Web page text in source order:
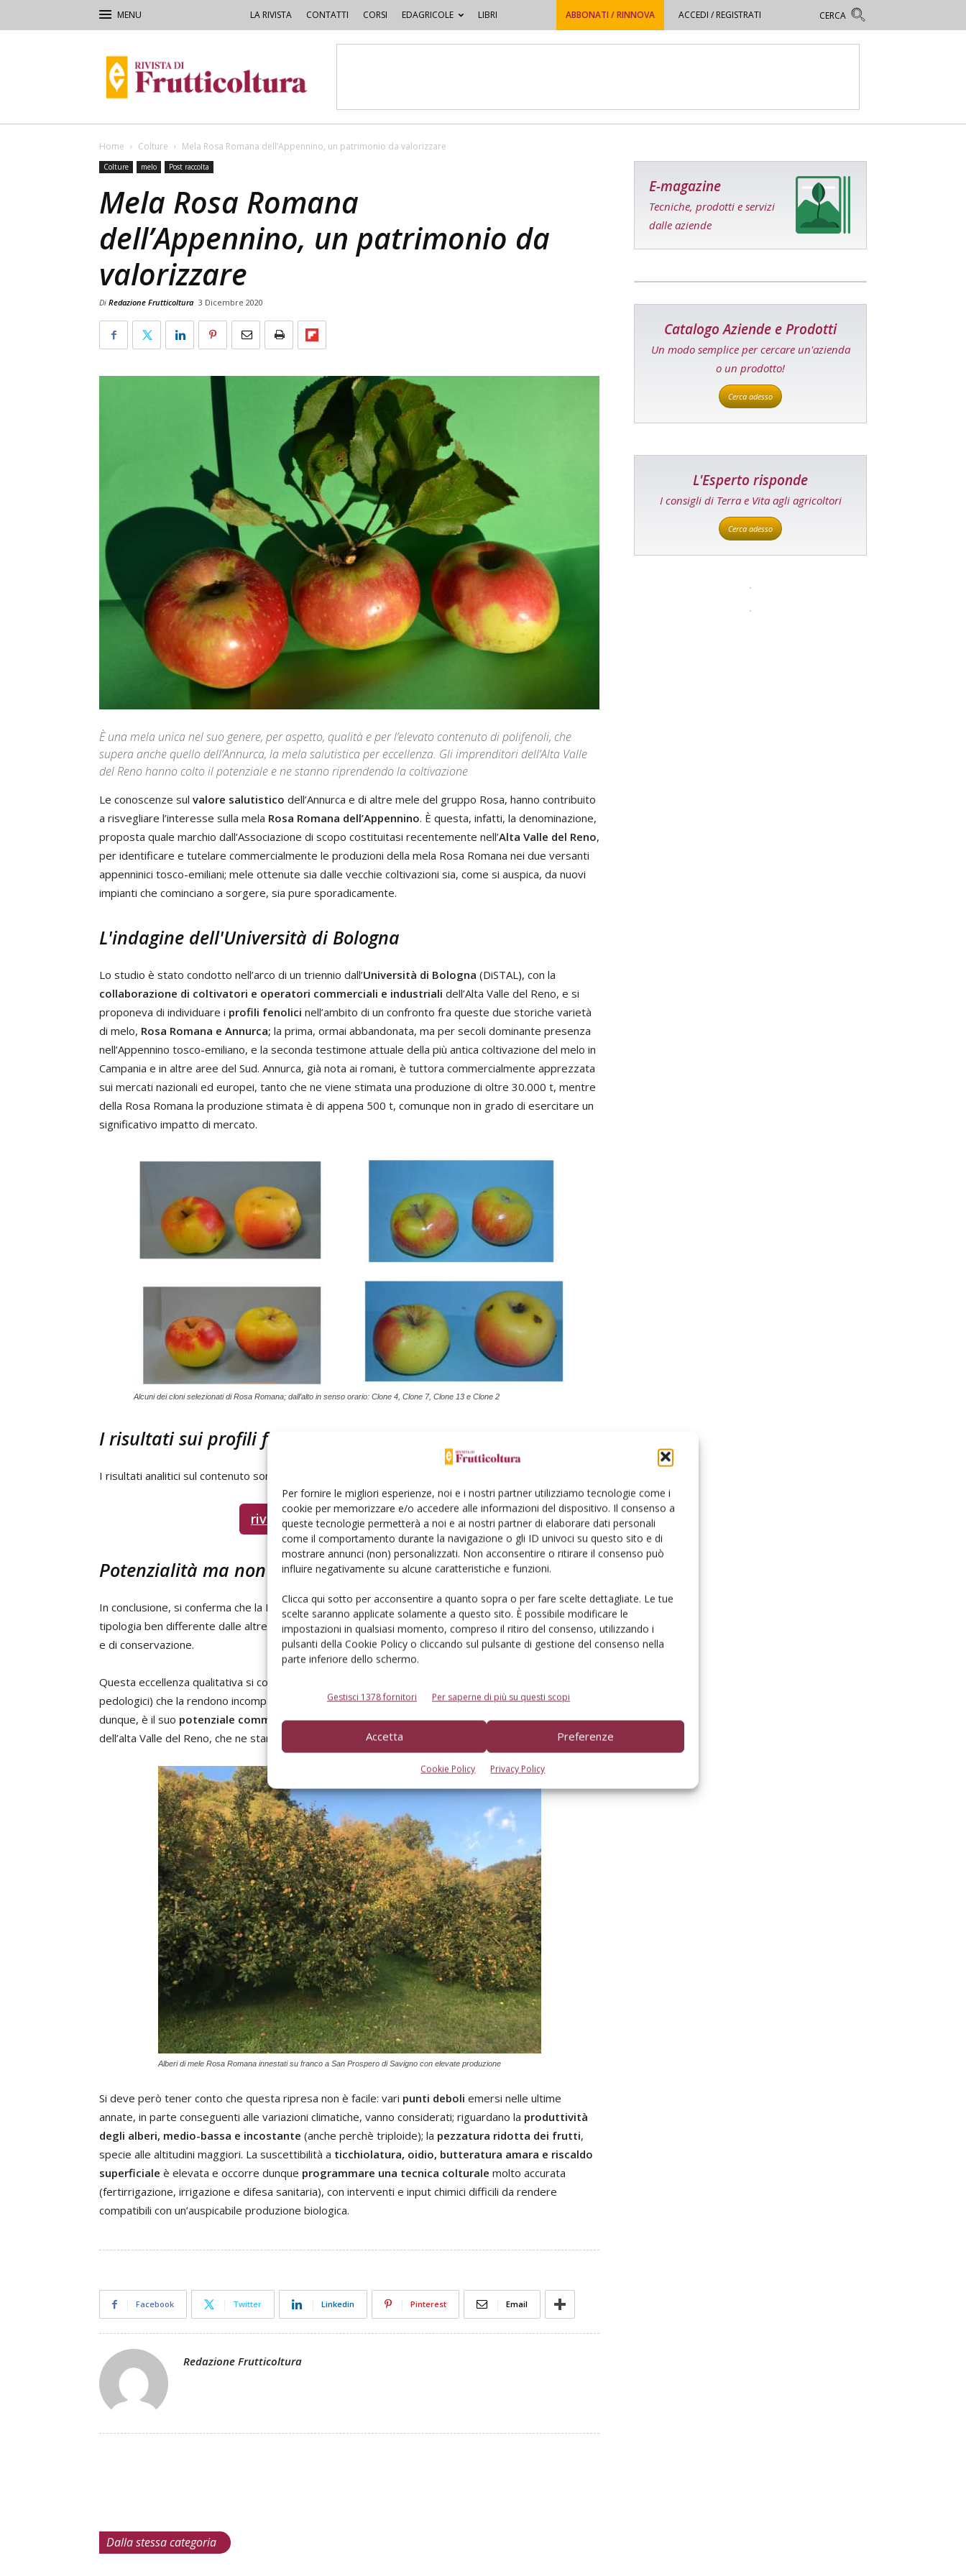
Per fornire le migliori esperienze, noi e i nostri partner utilizziamo tecnologie come i
cookie per memorizzare e/o accedere alle informazioni del dispositivo. Il consenso a
queste tecnologie permetterà a noi e ai nostri partner di elaborare dati personali
come il comportamento durante la navigazione o gli ID univoci su questo sito e di
mostrare annunci (non) personalizzati. Non acconsentire o ritirare il consenso può
influire negativamente su alcune caratteristiche e funzioni.
Clicca qui sotto per acconsentire a quanto sopra o per fare scelte dettagliate. Le tue
scelte saranno applicate solamente a questo sito. È possibile modificare le
impostazioni in qualsiasi momento, compreso il ritiro del consenso, utilizzando i
pulsanti della Cookie Policy o cliccando sul pulsante di gestione del consenso nella
parte inferiore dello schermo.
Gestisci 1378 fornitori Per saperne di più su questi scopi
Accetta Preferenze
Cookie Policy Privacy Policy
LA RIVISTA CONTATTI CORSI EDAGRICOLE LIBRI ABBONATI / RINNOVA ACCEDI / REGISTRATI
di
Frutticoltura
Home Colture Mela Rosa Romana dell’Appennino, un patrimonio da valorizzare
Colture melo Post raccolta
Mela Rosa Romana
dell’Appennino, un patrimonio da
valorizzare
Di Redazione Frutticoltura 3 Dicembre 2020
È una mela unica nel suo genere, per aspetto, qualità e per l’elevato contenuto di polifenoli, che
supera anche quello dell’Annurca, la mela salutistica per eccellenza. Gli imprenditori dell’Alta Valle
del Reno hanno colto il potenziale e ne stanno riprendendo la coltivazione
Le conoscenze sul valore salutistico dell’Annurca e di altre mele del gruppo Rosa, hanno contribuito
a risvegliare l’interesse sulla mela Rosa Romana dell’Appennino. È questa, infatti, la denominazione,
proposta quale marchio dall’Associazione di scopo costituitasi recentemente nell’Alta Valle del Reno,
per identificare e tutelare commercialmente le produzioni della mela Rosa Romana nei due versanti
appenninici tosco-emiliani; mele ottenute sia dalle vecchie coltivazioni sia, come si auspica, da nuovi
impianti che cominciano a sorgere, sia pure sporadicamente.
L'indagine dell'Università di Bologna
Lo studio è stato condotto nell’arco di un triennio dall’Università di Bologna (DiSTAL), con la
collaborazione di coltivatori e operatori commerciali e industriali dell’Alta Valle del Reno, e si
proponeva di individuare i profili fenolici nell’ambito di un confronto fra queste due storiche varietà
di melo, Rosa Romana e Annurca; la prima, ormai abbandonata, ma per secoli dominante presenza
nell’Appennino tosco-emiliano, e la seconda testimone attuale della più antica coltivazione del melo in
Campania e in altre aree del Sud. Annurca, già nota ai romani, è tuttora commercialmente apprezzata
sui mercati nazionali ed europei, tanto che ne viene stimata una produzione di oltre 30.000 t, mentre
della Rosa Romana la produzione stimata è di appena 500 t, comunque non in grado di esercitare un
significativo impatto di mercato.
Alcuni dei cloni selezionati di Rosa Romana; dall’alto in senso orario: Clone 4, Clone 7, Clone 13 e Clone 2
I risultati sui profili fenolici della mela Rosa Romana
I risultati analitici sul contenuto sono disponibili nell’articolo integrale pubblicato sulla
rivista di Frutticoltura n. 9/2020
Potenzialità ma non senza limiti
In conclusione, si conferma che la Rosa Romana dell’Appennino è una mela unica nel suo genere, di
tipologia ben differente dalle altre mele per forma, colorazione, aspetto, qualità estetiche, gustative
e di conservazione.
Questa eccellenza qualitativa si combina e viene esaltata da fattori territoriali-ambientali (climatici e
pedologici) che la rendono incomparabile alle mele della stessa varietà coltivate in pianura. Grande,
dunque, è il suo potenziale commerciale, di cui si intravede lo sviluppo intrapreso da imprenditori
dell’alta Valle del Reno, che ne stanno riprendendo la coltivazione.
Alberi di mele Rosa Romana innestati su franco a San Prospero di Savigno con elevate produzione
Si deve però tener conto che questa ripresa non è facile: vari punti deboli emersi nelle ultime
annate, in parte conseguenti alle variazioni climatiche, vanno considerati; riguardano la produttività
degli alberi, medio-bassa e incostante (anche perchè triploide); la pezzatura ridotta dei frutti,
specie alle altitudini maggiori. La suscettibilità a ticchiolatura, oidio, butteratura amara e riscaldo
superficiale è elevata e occorre dunque programmare una tecnica colturale molto accurata
(fertirrigazione, irrigazione e difesa sanitaria), con interventi e input chimici difficili da rendere
compatibili con un’auspicabile produzione biologica.
Facebook Twitter Linkedin Pinterest Email
Redazione Frutticoltura
E-magazine
Tecniche, prodotti e servizi
dalle aziende
Catalogo Aziende e Prodotti
Un modo semplice per cercare un'azienda
o un prodotto!
Cerca adesso
L'Esperto risponde
I consigli di Terra e Vita agli agricoltori
Cerca adesso
Dalla stessa categoria